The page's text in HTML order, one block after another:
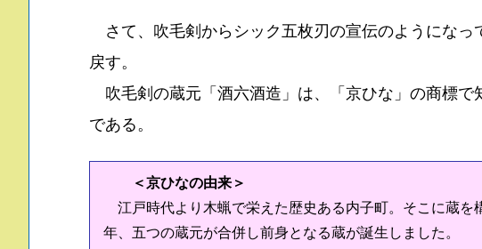
さて、吹毛剣からシック五枚刃の宣伝のようになっ
戻す。
吹毛剣の蔵元「酒六酒造」は、「京ひな」の商標で
である。
＜京ひなの由来＞
江戸時代より木蝋で栄えた歴史ある内子町。そこに蔵を
年、五つの蔵元が合併し前身となる蔵が誕生しました。